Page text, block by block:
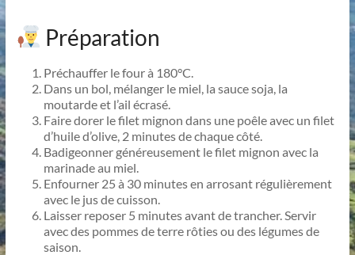
Préparation
Préchauffer le four à 180°C.
Dans un bol, mélanger le miel, la sauce soja, la
moutarde et l’ail écrasé.
Faire dorer le filet mignon dans une poêle avec un filet
d’huile d’olive, 2 minutes de chaque côté.
Badigeonner généreusement le filet mignon avec la
marinade au miel.
Enfourner 25 à 30 minutes en arrosant régulièrement
avec le jus de cuisson.
Laisser reposer 5 minutes avant de trancher. Servir
avec des pommes de terre rôties ou des légumes de
saison.